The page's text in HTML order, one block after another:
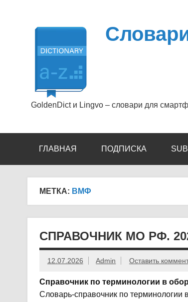
GoldenDict и Lingvo – словари для
ГЛАВНАЯ ПОДПИСКА
МЕТКА: ВМФ
СПРАВОЧНИК МО РФ.
12.07.2026 Admin Оставить
Справочник по терминологии в
Словарь-справочник по терминологии